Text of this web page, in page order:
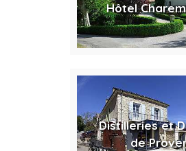
Hôtel
Distilleries et
de